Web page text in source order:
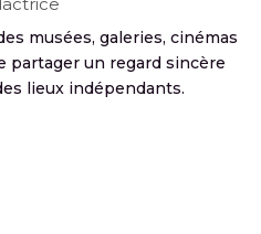
musées, galeries, cinémas
partager un regard sincère
lieux indépendants.